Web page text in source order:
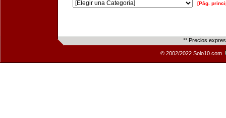
[Pág.
** Precios
© 2002/2022 Solo10.com